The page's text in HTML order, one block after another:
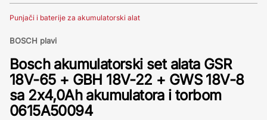
Punjači i baterije za akumulatorski alat
BOSCH plavi
Bosch akumulatorski set alata GSR
18V-65 + GBH 18V-22 + GWS 18V-8
sa 2x4,0Ah akumulatora i torbom
0615A50094